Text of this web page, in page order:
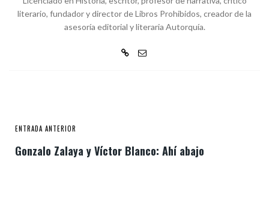
literario, fundador y director de Libros Prohibidos, creador de la
asesoría editorial y literaria Autorquía.
ENTRADA ANTERIOR
Gonzalo Zalaya y Víctor Blanco: Ahí abajo